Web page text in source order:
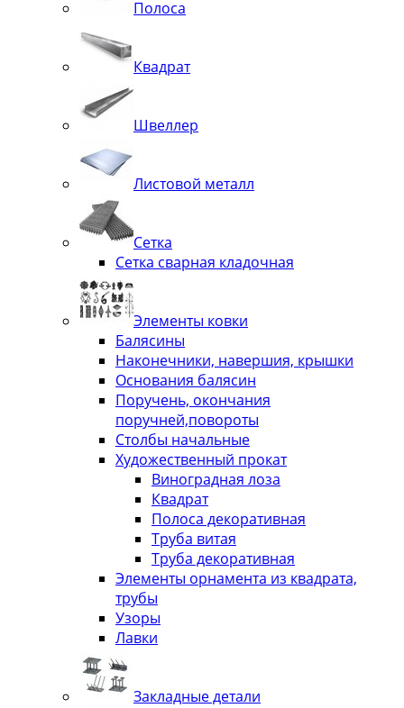
Полоса
Квадрат
Швеллер
Листовой металл
Сетка
Сетка сварная кладочная
Элементы ковки
Балясины
Наконечники, навершия, крышки
Основания балясин
Поручень, окончания
поручней,повороты
Столбы начальные
Художественный прокат
Виноградная лоза
Квадрат
Полоса декоративная
Труба витая
Труба декоративная
Элементы орнамента из квадрата,
трубы
Узоры
Лавки
Закладные детали